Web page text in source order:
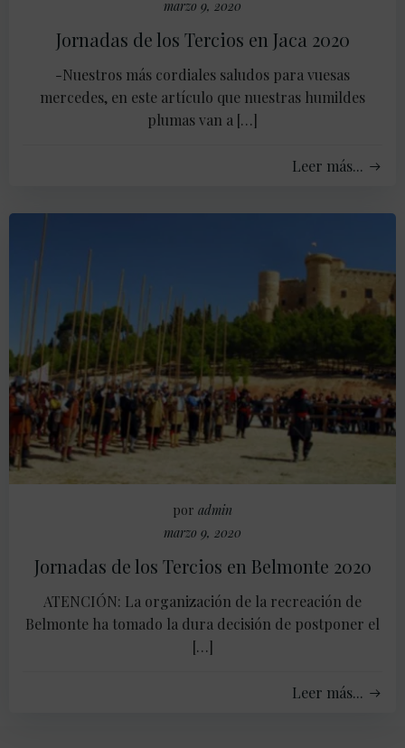
marzo 9, 2020
Jornadas de los Tercios en Jaca 2020
-Nuestros más cordiales saludos para vuesas
mercedes, en este artículo que nuestras humildes
plumas van a […]
Leer más...
por admin
marzo 9, 2020
Jornadas de los Tercios en Belmonte 2020
ATENCIÓN: La organización de la recreación de
Belmonte ha tomado la dura decisión de postponer el
[…]
Leer más...